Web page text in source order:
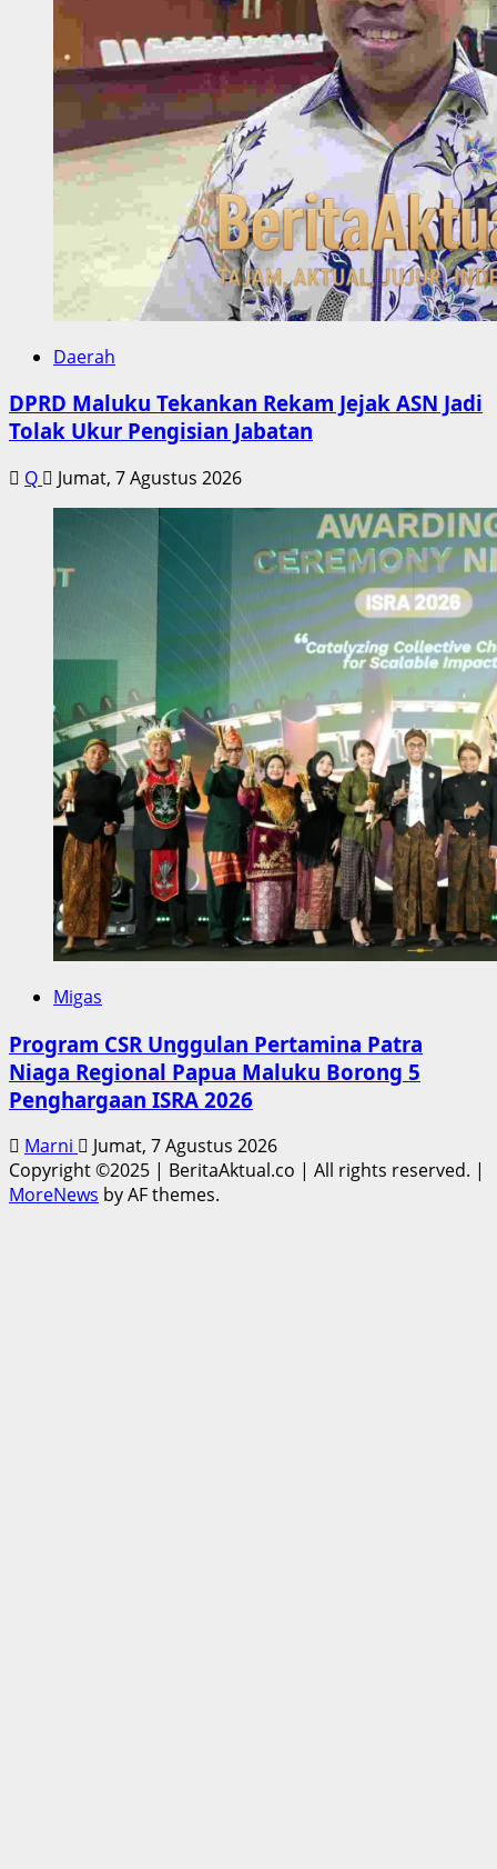
Daerah
DPRD Maluku Tekankan Rekam Jejak ASN Jadi
Tolak Ukur Pengisian Jabatan
Q Jumat, 7 Agustus 2026
Migas
Program CSR Unggulan Pertamina Patra
Niaga Regional Papua Maluku Borong 5
Penghargaan ISRA 2026
Marni
Jumat, 7 Agustus 2026
Copyright ©2025 | BeritaAktual.co | All rights reserved. |
MoreNews by AF themes.